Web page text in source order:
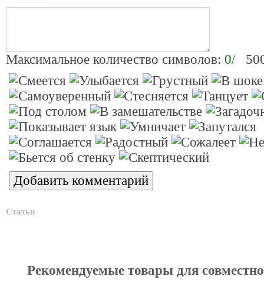
Максимальное количество символов: 0/
Статьи
Рекомендуемые товары для